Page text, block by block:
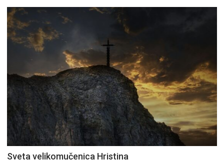
Svеta vеlikоmučеnica Hristina